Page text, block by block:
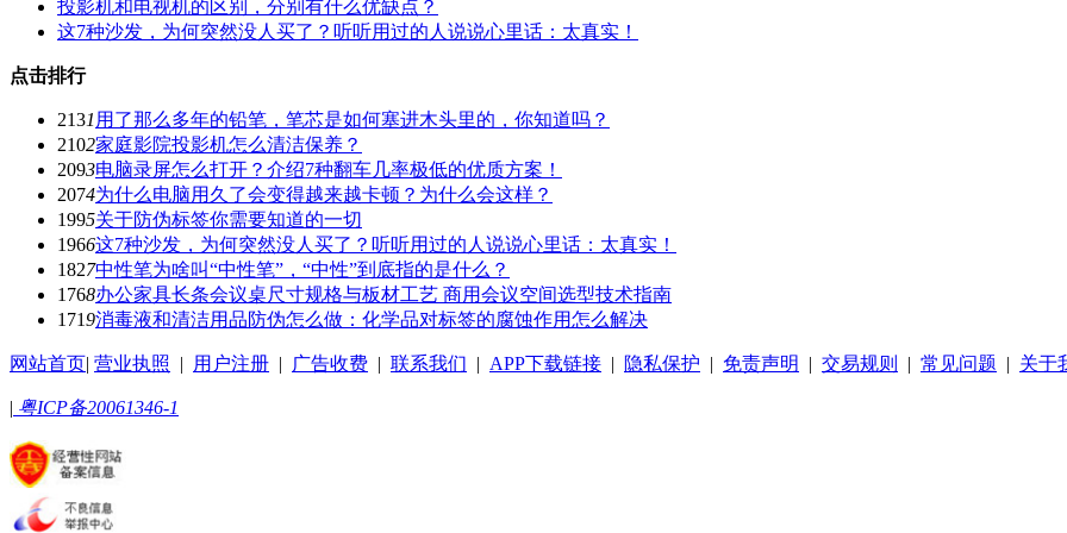
投影机和电视机的区别，分别有什么优缺点？
这7种沙发，为何突然没人买了？听听用过的人说说心里话：太真实！
点击排行
2131 用了那么多年的铅笔，笔芯是如何塞进木头里的，你知道吗？
2102家庭影院投影机怎么清洁保养？
2093电脑录屏怎么打开？介绍7种翻车几率极低的优质方案！
2074为什么电脑用久了会变得越来越卡顿？为什么会这样？
1995关于防伪标签你需要知道的一切
1966这7种沙发，为何突然没人买了？听听用过的人说说心里话：太真实！
1827中性笔为啥叫“中性笔”，“中性”到底指的是什么？
1768办公家具长条会议桌尺寸规格与板材工艺 商用会议空间选型技术指南
1719消毒液和清洁用品防伪怎么做：化学品对标签的腐蚀作用怎么解决
网站首页| 营业执照 | 用户注册 | 广告收费 | 联系我们 | APP下载链接 | 隐私保护 | 免责声明 | 交易规则 | 常见问题 | 关于
| 粤ICP备20061346-1